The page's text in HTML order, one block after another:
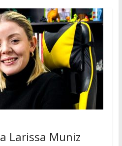
Larissa Muniz